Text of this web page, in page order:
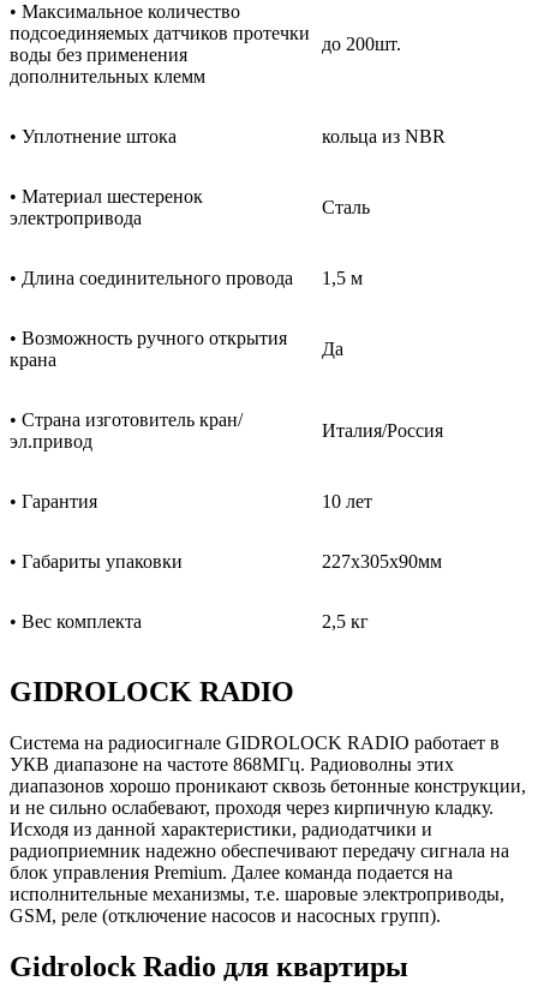
• Максимальное количество
подсоединяемых датчиков протечки
воды без применения
дополнительных клемм
до 200шт.
• Уплотнение штока кольца из NBR
• Материал шестеренок
электропривода
Сталь
• Длина соединительного провода 1,5 м
• Возможность ручного открытия
крана
Да
• Страна изготовитель кран/
эл.привод
Италия/Россия
• Гарантия 10 лет
• Габариты упаковки 227x305x90мм
• Вес комплекта 2,5 кг
GIDROLOCK RADIO
Система на радиосигнале GIDROLOCK RADIO работает в
УКВ диапазоне на частоте 868МГц. Радиоволны этих
диапазонов хорошо проникают сквозь бетонные конструкции,
и не сильно ослабевают, проходя через кирпичную кладку.
Исходя из данной характеристики, радиодатчики и
радиоприемник надежно обеспечивают передачу сигнала на
блок управления Premium. Далее команда подается на
исполнительные механизмы, т.е. шаровые электроприводы,
GSM, реле (отключение насосов и насосных групп).
Gidrolock Radio для квартиры